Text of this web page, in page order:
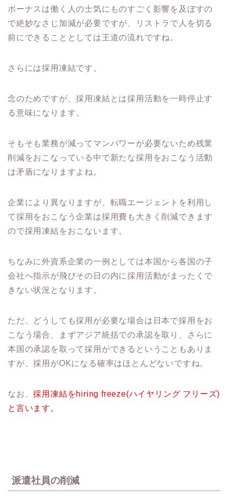
ボーナスは働く人の士気にものすごく影響を及ぼすの
で絶妙なさじ加減が必要ですが、リストラで人を切る
前にできることとしては王道の流れですね。
さらには採用凍結です。
念のためですが、採用凍結とは採用活動を一時停止す
る意味になります。
そもそも業務が減ってマンパワーが必要ないため残業
削減をおこなっている中で新たな採用をおこなう活動
は矛盾になりますよね。
企業により異なりますが、転職エージェントを利用し
て採用をおこなう企業は採用費も大きく削減できます
ので採用凍結をおこないます。
ちなみに外資系企業の一例としては本国から各国の子
会社へ指示が飛びその日の内に採用活動がまったくで
きない状況となります。
ただ、どうしても採用が必要な場合は日本で採用をお
こなう場合、まずアジア統括での承認を取り、さらに
本国の承認を取って採用ができるということもありま
すが、採用がOKになる確率はほとんどないですね。
なお、採用凍結をhiring freeze(ハイヤリング フリーズ)
と言います。
派遣社員の削減